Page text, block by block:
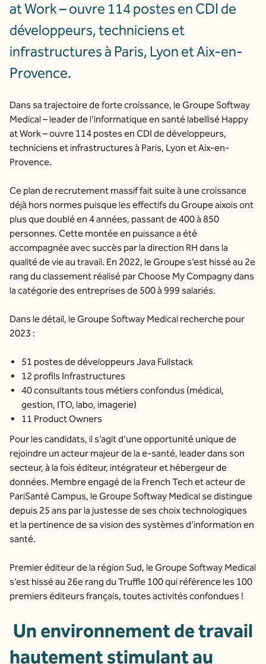
at Work – ouvre 114 postes en CDI de
développeurs, techniciens et
infrastructures à Paris, Lyon et Aix-en-
Provence.
Dans sa trajectoire de forte croissance, le Groupe Softway
Medical – leader de l’informatique en santé labellisé Happy
at Work – ouvre 114 postes en CDI de développeurs,
techniciens et infrastructures à Paris, Lyon et Aix-en-
Provence.
Ce plan de recrutement massif fait suite à une croissance
déjà hors normes puisque les effectifs du Groupe aixois ont
plus que doublé en 4 années, passant de 400 à 850
personnes. Cette montée en puissance a été
accompagnée avec succès par la direction RH dans la
qualité de vie au travail. En 2022, le Groupe s’est hissé au 2e
rang du classement réalisé par Choose My Compagny dans
la catégorie des entreprises de 500 à 999 salariés.
Dans le détail, le Groupe Softway Medical recherche pour
2023 :
51 postes de développeurs Java Fullstack
12 profils Infrastructures
40 consultants tous métiers confondus (médical,
gestion, ITO, labo, imagerie)
11 Product Owners
Pour les candidats, il s’agit d’une opportunité unique de
rejoindre un acteur majeur de la e-santé, leader dans son
secteur, à la fois éditeur, intégrateur et hébergeur de
données. Membre engagé de la French Tech et acteur de
PariSanté Campus, le Groupe Softway Medical se distingue
depuis 25 ans par la justesse de ses choix technologiques
et la pertinence de sa vision des systèmes d’information en
santé.
Premier éditeur de la région Sud, le Groupe Softway Medical
s’est hissé au 26e rang du Truffle 100 qui référence les 100
premiers éditeurs français, toutes activités confondues !
Un environnement de travail
hautement stimulant au